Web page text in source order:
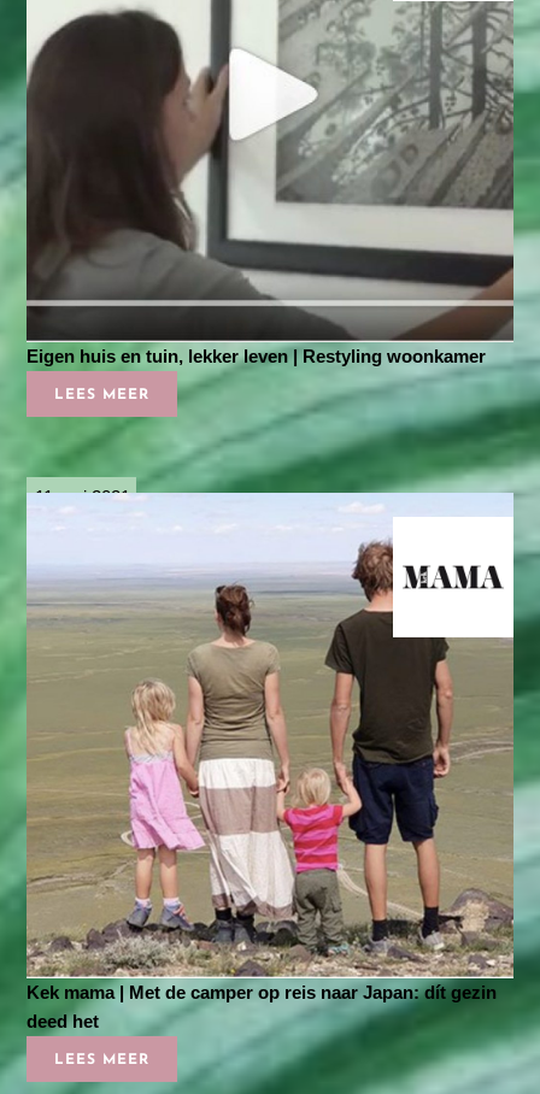
Eigen huis en tuin, lekker leven | Restyling woonkamer
LEES MEER
11 mei 2021
Kek mama | Met de camper op reis naar Japan: dít gezin
deed het
LEES MEER